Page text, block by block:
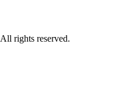
All rights reserved.